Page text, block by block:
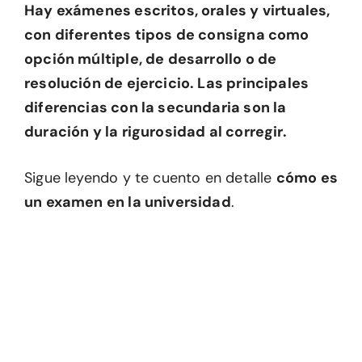
Hay exámenes escritos, orales y virtuales,
con diferentes tipos de consigna como
opción múltiple, de desarrollo o de
resolución de ejercicio. Las principales
diferencias con la secundaria son la
duración y la rigurosidad al corregir.
Sigue leyendo y te cuento en detalle cómo es
un examen en la universidad.